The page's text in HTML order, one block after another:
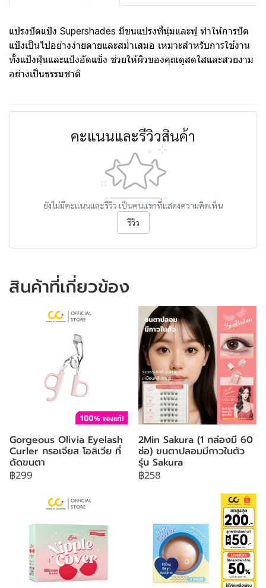
แปรงปัดแป้ง Supershades มีขนแปรงที่นุ่มและฟู ทำให้การปัด
แป้งเป็นไปอย่างง่ายดายและสม่ำเสมอ เหมาะสำหรับการใช้งาน
ทั้งแป้งฝุ่นและแป้งอัดแข็ง ช่วยให้ผิวของคุณดูสดใสและสวยงาม
อย่างเป็นธรรมชาติ
คะแนนและรีวิวสินค้า
ยังไม่มีคะแนนและรีวิว เป็นคนแรกที่แสดงความคิดเห็น
รีวิว
สินค้าที่เกี่ยวข้อง
Gorgeous Olivia Eyelash
Curler กรอเจียส โอลิเวีย ที่
ดัดขนตา
฿299
2Min Sakura (1 กล่องมี 60
ช่อ) ขนตาปลอมมีกาวในตัว
รุ่น Sakura
฿258